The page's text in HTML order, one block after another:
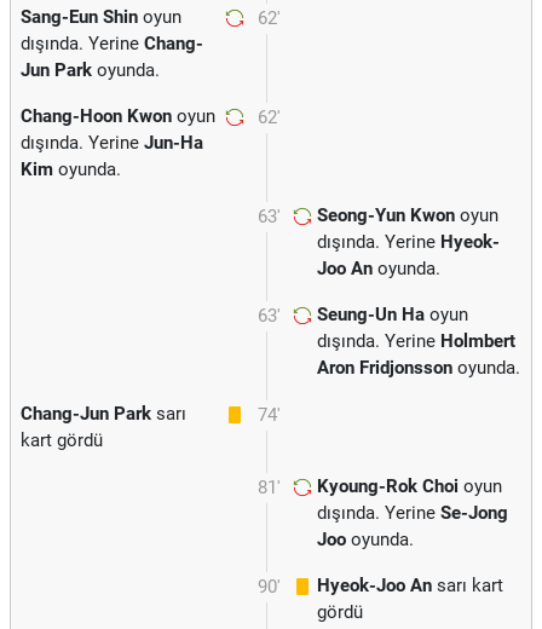
62'
Sang-Eun Shin oyun
dışında. Yerine Chang-
Jun Park oyunda.
62'
Chang-Hoon Kwon oyun
dışında. Yerine Jun-Ha
Kim oyunda.
63' Seong-Yun Kwon oyun
dışında. Yerine Hyeok-
Joo An oyunda.
63' Seung-Un Ha oyun
dışında. Yerine Holmbert
Aron Fridjonsson oyunda.
74'
Chang-Jun Park sarı
kart gördü
81' Kyoung-Rok Choi oyun
dışında. Yerine Se-Jong
Joo oyunda.
90' Hyeok-Joo An sarı kart
gördü